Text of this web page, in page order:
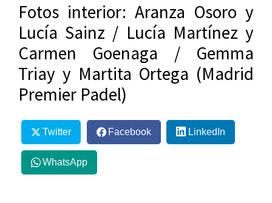
Fotos interior: Aranza Osoro y
Lucía Sainz / Lucía Martínez y
Carmen Goenaga / Gemma
Triay y Martita Ortega (Madrid
Premier Padel)
Twitter Facebook LinkedIn
WhatsApp